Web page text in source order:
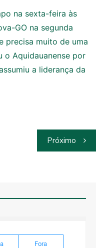
na sexta-feira às
GO na segunda
precisa muito de uma
o Aquidauanense por
a liderança da
Próximo
Fora